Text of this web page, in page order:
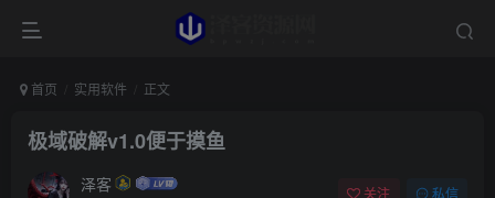
首页 实用软件 正文
极域破解v1.0便于摸鱼
泽客 关注 私信